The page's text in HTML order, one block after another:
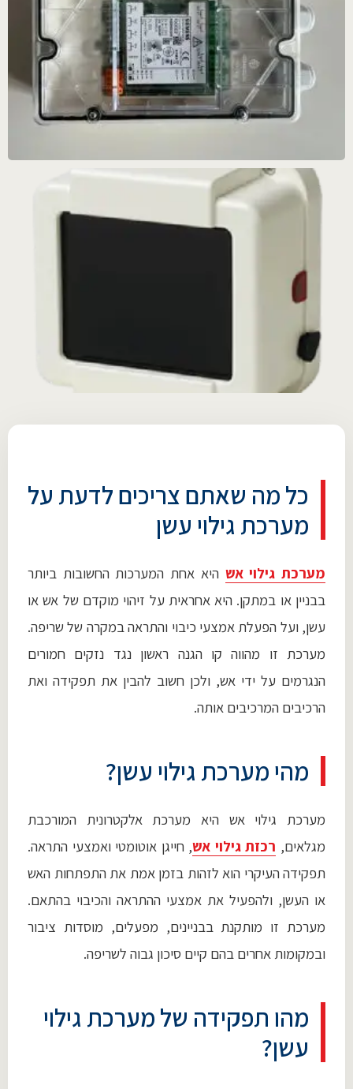
כל מה שאתם צריכים לדעת על
מערכת גילוי עשן
מערכת גילוי אש היא אחת המערכות החשובות ביותר
בבניין או במתקן. היא אחראית על זיהוי מוקדם של אש או
עשן, ועל הפעלת אמצעי כיבוי והתראה במקרה של שריפה.
מערכת זו מהווה קו הגנה ראשון נגד נזקים חמורים
הנגרמים על ידי אש, ולכן חשוב להבין את תפקידה ואת
הרכיבים המרכיבים אותה.
מהי מערכת גילוי עשן?
מערכת גילוי אש היא מערכת אלקטרונית המורכבת
מגלאים, רכזת גילוי אש, חייגן אוטומטי ואמצעי התראה.
תפקידה העיקרי הוא לזהות בזמן אמת את התפתחות האש
או העשן, ולהפעיל את אמצעי ההתראה והכיבוי בהתאם.
מערכת זו מותקנת בבניינים, מפעלים, מוסדות ציבור
ובמקומות אחרים בהם קיים סיכון גבוה לשריפה.
מהו תפקידה של מערכת גילוי
עשן?